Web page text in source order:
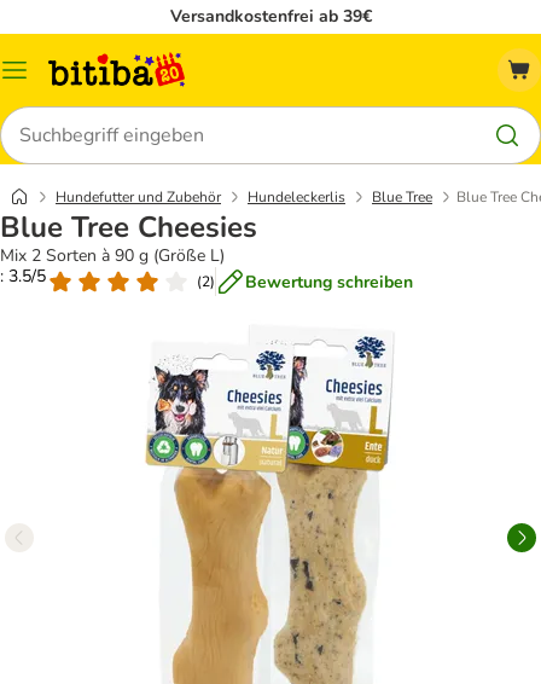
Versandkostenfrei ab 39€
Menü
Suchen
Hundefutter und Zubehör Hundeleckerlis Blue Tree Blue Tree
Blue Tree Cheesies
Mix 2 Sorten à 90 g (Größe L)
: 3.5/5
(2) Bewertung schreiben